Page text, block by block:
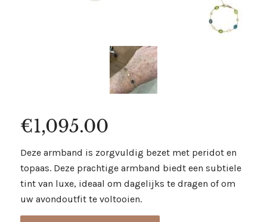
€1,095.00
Deze armband is zorgvuldig bezet met peridot en
topaas. Deze prachtige armband biedt een subtiele
tint van luxe, ideaal om dagelijks te dragen of om
uw avondoutfit te voltooien.